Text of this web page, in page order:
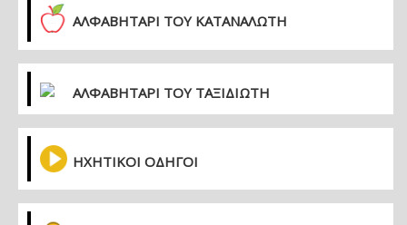
ΑΛΦΑΒΗΤΑΡΙ ΤΟΥ ΚΑΤΑΝΑΛΩΤΗ
ΑΛΦΑΒΗΤΑΡΙ ΤΟΥ ΤΑΞΙΔΙΩΤΗ
ΗΧΗΤΙΚΟΙ ΟΔΗΓΟΙ